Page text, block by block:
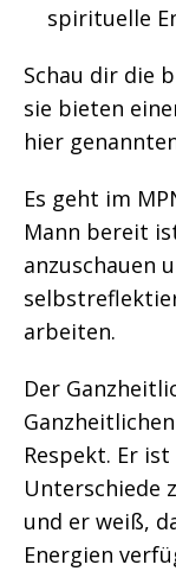
spirituelle
Schau dir die
sie bieten
hier
Es geht im
Mann bereit
anzuschauen
arbeiten.
Der
Respekt. Er
Unterschiede
und er weiß,
Energien